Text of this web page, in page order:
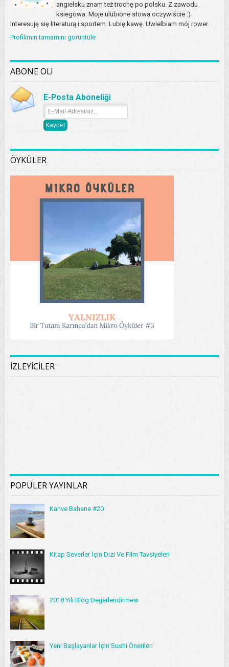
angielsku znam też trochę po polsku. Z zawodu
ksiegowa. Moje ulubione słowa oczywiście :)
Interesuję się literaturą i sportem. Lubię kawę. Uwielbiam mój rower.
Profilimin tamamını görüntüle
ABONE OL!
E-Posta Aboneliği
ÖYKÜLER
İZLEYİCİLER
POPÜLER YAYINLAR
Kahve Bahane #20
Kitap Severler İçin Dizi Ve Film Tavsiyeleri
2018 Yılı Blog Değerlendirmesi
Yeni Başlayanlar İçin Sushi Önerileri